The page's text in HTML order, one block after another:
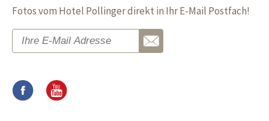
Fotos vom Hotel Pollinger direkt in Ihr E-Mail Postfach!